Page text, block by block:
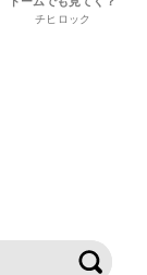
チヒロック